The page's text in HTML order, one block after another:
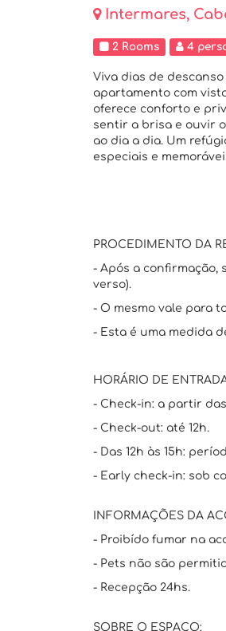
Intermares,
2 Rooms 4
Viva dias de descanso
apartamento com
oferece conforto e
sentir a brisa e ouvir
ao dia a dia. Um
especiais e
PROCEDIMENTO DA
- Após a confirmação,
verso).
- O mesmo vale para
- Esta é uma medida
HORÁRIO DE
- Check-in: a partir das
- Check-out: até 12h.
- Das 12h às 15h:
- Early check-in: sob
INFORMAÇÕES DA
- Proibído fumar na
- Pets não são
- Recepção 24hs.
SOBRE O ESPAÇO: